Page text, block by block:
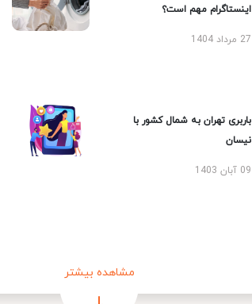
اینستاگرام مهم است؟
27 مرداد 1404
باربری تهران به شمال کشور با
نیسان
09 آبان 1403
مشاهده بیشتر